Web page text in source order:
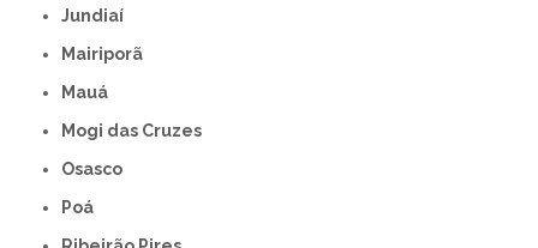
Jundiaí
Mairiporã
Mauá
Mogi das Cruzes
Osasco
Poá